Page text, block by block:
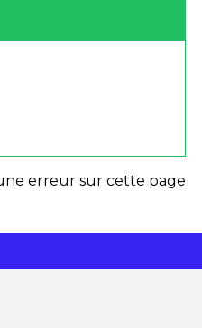
erreur sur cette page